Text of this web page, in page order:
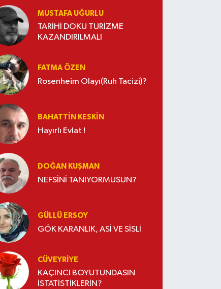
MUSTAFA UĞURLU
TARİHİ DOKU TURİZME
KAZANDIRILMALI
FATMA ÖZEN
Rosenheim Olayı(Ruh Tacizi)?
BAHATTIN KESKİN
Hayırlı Evlat !
DOĞAN KUŞMAN
NEFSİNİ TANIYORMUSUN?
GÜLLÜ ERSOY
GÖK KARANLIK, ASİ VE SİSLİ
CÜVEYRIYE
KAÇINCI BOYUTUNDASIN
İSTATİSTİKLERİN?